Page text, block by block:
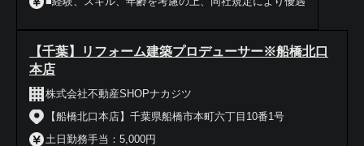
【千葉】リフォーム建築プロデューサー※船橋北口
本店
株式会社不動産SHOPナカジツ
【船橋北口本店】千葉県船橋市本町六丁目10番1号
土日勤務手当：5,000円